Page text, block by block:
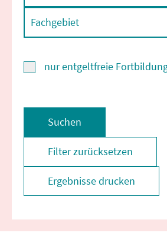
Fachgebiet
nur entgeltfreie
Suchen
Filter zurücksetzen
Ergebnisse drucken